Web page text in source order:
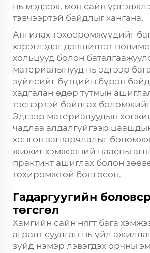
нь мэдээж, мөн сайн
тэвчээртэй байдлыг хангана.
Ангилах төхөөрөмжүүдийг
хэрэглэдэг дэвшилтэт
хольцууд болон
материалынууд нь эдгээр
зүйлсийг бүтцийн бүрэн
хадгалан өдөр тутмын
тэсвэртэй байлгах
Эдгээр материалуудын
чадлаа алдалгүйгээр
хөнгөн загварчлалыг
жижиг хэмжээний цаасны
практикт ашиглах болон
тохиромжтой болгосон.
Гадаргуугийн
төгсгөл
Хамгийн сайн нягт бага
агралт суулгац нь үйл
зүйд нэмэр лэвэгдэх орчны